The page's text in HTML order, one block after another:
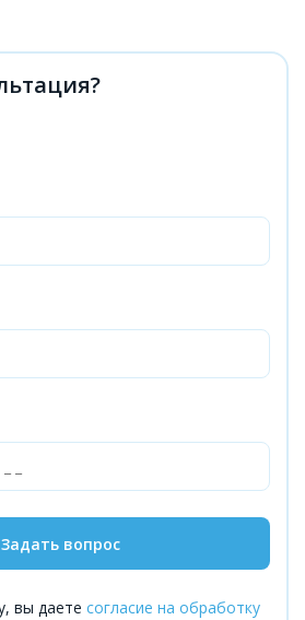
Задать вопрос
вы даете согласие на обработку